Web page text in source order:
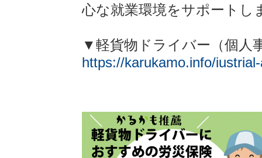
心な就業環境をサポートし
▼軽貨物ドライバー（個人
https://karukamo.info/